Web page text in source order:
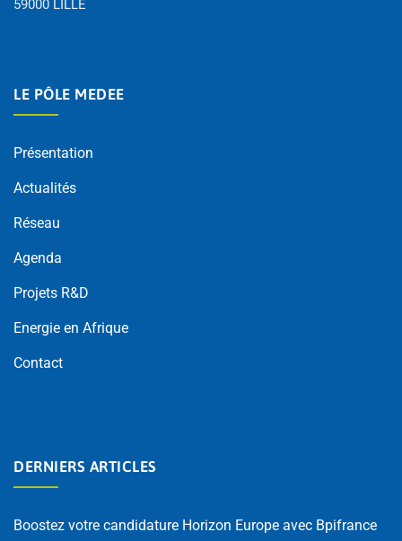
59000 LILLE
LE PÔLE MEDEE
Présentation
Actualités
Réseau
Agenda
Projets R&D
Energie en Afrique
Contact
DERNIERS ARTICLES
Boostez votre candidature Horizon Europe avec Bpifrance